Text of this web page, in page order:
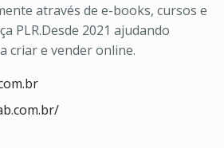
através de e-books, cursos e
PLR.Desde 2021 ajudando
criar e vender online.